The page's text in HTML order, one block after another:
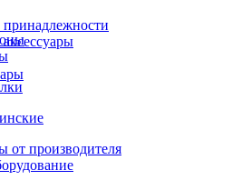
от производителя